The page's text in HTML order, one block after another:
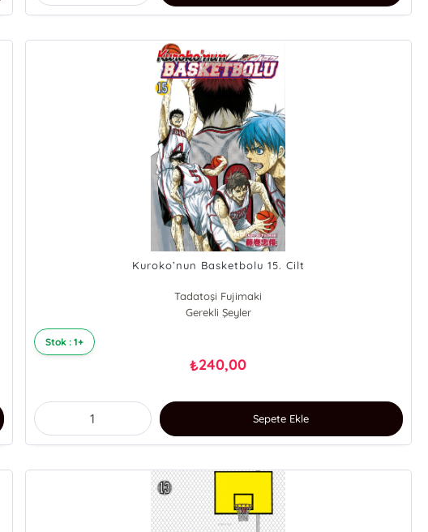
Kuroko’nun Basketbolu 15. Cilt
Tadatoşi Fujimaki
Gerekli Şeyler
Stok : 1+
₺240,00
Sepete Ekle